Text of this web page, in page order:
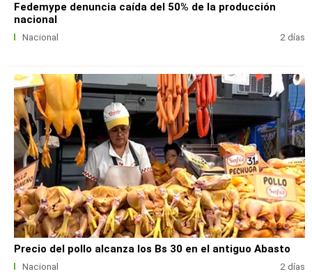
Fedemype denuncia caída del 50% de la producción
nacional
Nacional 2 días
Precio del pollo alcanza los Bs 30 en el antiguo Abasto
Nacional 2 días